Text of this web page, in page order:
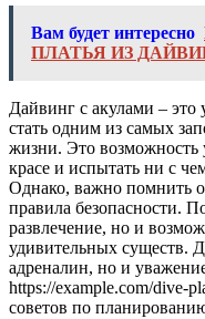
Вам будет интересно
ПЛАТЬЯ ИЗ
Дайвинг с акулами –
стать одним из самых
жизни. Это возможность
красе и испытать ни с
Однако, важно помнить
правила безопасности.
развлечение, но и
удивительных существ.
адреналин, но и
https://example.com/dive-
советов по